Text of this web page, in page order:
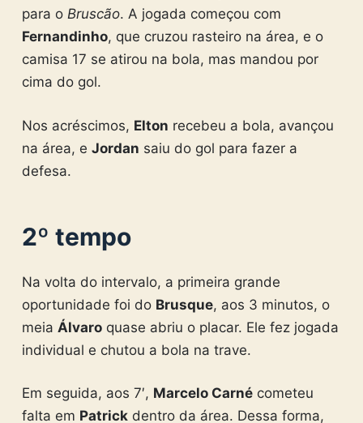
para o Bruscão. A jogada começou com
Fernandinho, que cruzou rasteiro na área, e o
camisa 17 se atirou na bola, mas mandou por
cima do gol.
Nos acréscimos, Elton recebeu a bola, avançou
na área, e Jordan saiu do gol para fazer a
defesa.
2º tempo
Na volta do intervalo, a primeira grande
oportunidade foi do Brusque, aos 3 minutos, o
meia Álvaroquase abriu o placar. Ele fez jogada
individual e chutou a bola na trave.
Em seguida, aos 7′, Marcelo Carnécometeu
falta em Patrickdentro da área. Dessa forma,